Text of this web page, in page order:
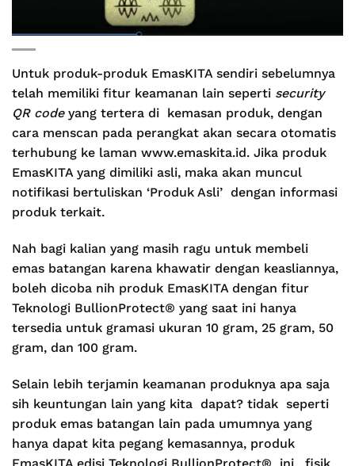
Untuk produk-produk EmasKITA sendiri sebelumnya
telah memiliki fitur keamanan lain seperti security
QR code yang tertera di kemasan produk, dengan
cara menscan pada perangkat akan secara otomatis
terhubung ke laman www.emaskita.id. Jika produk
EmasKITA yang dimiliki asli, maka akan muncul
notifikasi bertuliskan ‘Produk Asli’ dengan informasi
produk terkait.
Nah bagi kalian yang masih ragu untuk membeli
emas batangan karena khawatir dengan keasliannya,
boleh dicoba nih produk EmasKITA dengan fitur
Teknologi BullionProtect® yang saat ini hanya
tersedia untuk gramasi ukuran 10 gram, 25 gram, 50
gram, dan 100 gram.
Selain lebih terjamin keamanan produknya apa saja
sih keuntungan lain yang kita dapat? tidak seperti
produk emas batangan lain pada umumnya yang
hanya dapat kita pegang kemasannya, produk
EmasKITA edisi Teknologi BullionProtect® ini, fisik